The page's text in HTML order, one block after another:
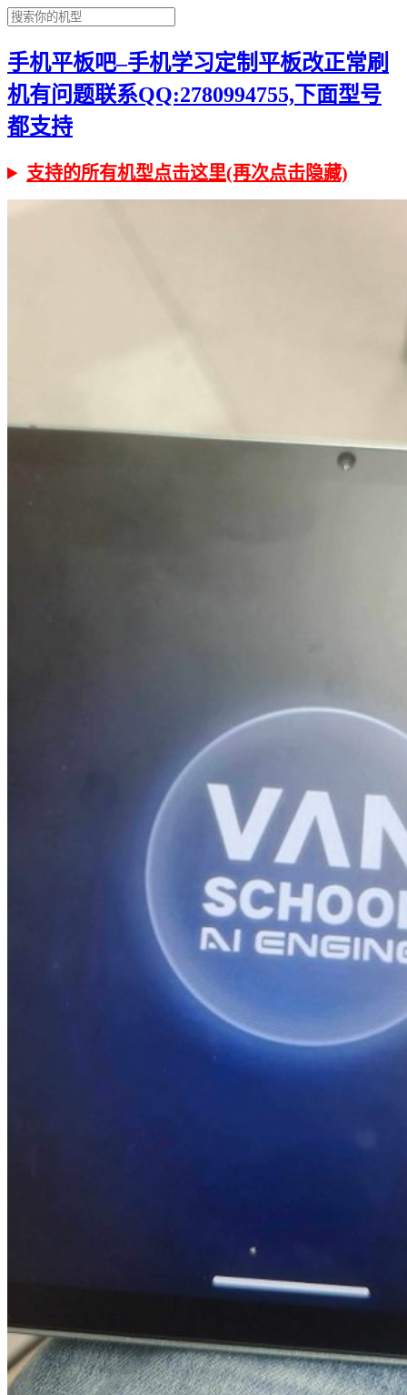
手机平板吧–手机学习定制平板改正常刷
机有问题联系QQ:2780994755,下面型号
都支持
支持的所有机型点击这里(再次点击隐藏)